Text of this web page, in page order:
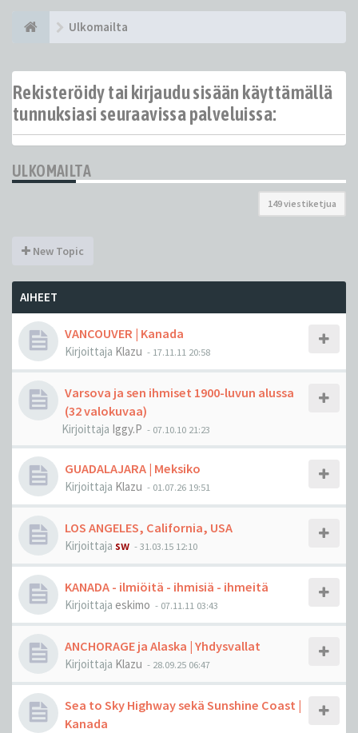
Ulkomailta
Rekisteröidy tai kirjaudu sisään käyttämällä
tunnuksiasi seuraavissa palveluissa:
ULKOMAILTA
149 viestiketjua
New Topic
AIHEET
VANCOUVER | Kanada
Kirjoittaja Klazu - 17.11.11 20:58
Varsova ja sen ihmiset 1900-luvun alussa
(32 valokuvaa)
Kirjoittaja Iggy.P - 07.10.10 21:23
GUADALAJARA | Meksiko
Kirjoittaja Klazu - 01.07.26 19:51
LOS ANGELES, California, USA
Kirjoittaja sw -31.03.15 12:10
KANADA - ilmiöitä - ihmisiä - ihmeitä
Kirjoittaja eskimo - 07.11.11 03:43
ANCHORAGE ja Alaska | Yhdysvallat
Kirjoittaja Klazu - 28.09.25 06:47
Sea to Sky Highway sekä Sunshine Coast |
Kanada